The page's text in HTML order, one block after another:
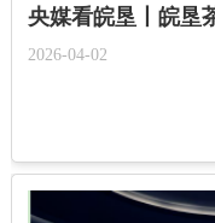
央媒看皖垦丨皖垦
2026-04-02